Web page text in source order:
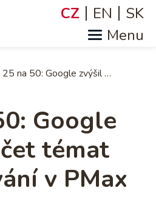
Jazyky
CZ EN SK
Z 25 na 50: Google zvýšil počet témat vyhledávání v PMax
Google
témat
v PMax